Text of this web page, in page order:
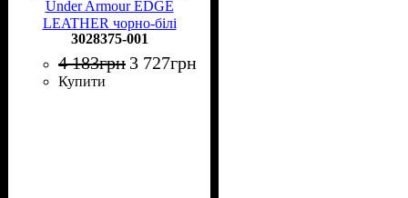
Under Armour EDGE
LEATHER чорно-білі
3028375-001
3028375-001
4 183грн 3 727грн
Купити